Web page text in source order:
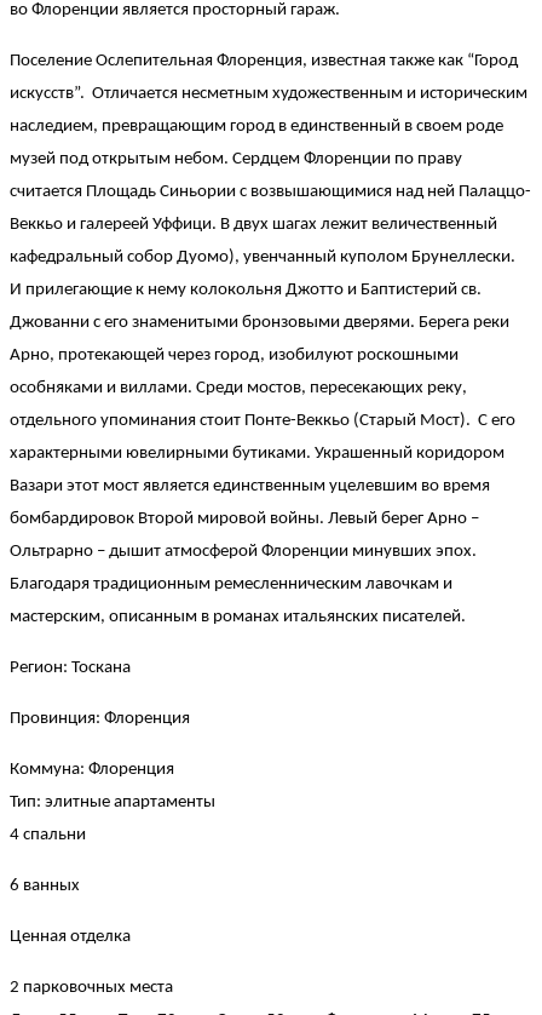
во Флоренции является просторный гараж.
Поселение Ослепительная Флоренция, известная также как “Город
искусств”. Отличается несметным художественным и историческим
наследием, превращающим город в единственный в своем роде
музей под открытым небом. Сердцем Флоренции по праву
считается Площадь Синьории с возвышающимися над ней Палаццо-
Веккьо и галереей Уффици. В двух шагах лежит величественный
кафедральный собор Дуомо), увенчанный куполом Брунеллески.
И прилегающие к нему колокольня Джотто и Баптистерий св.
Джованни с его знаменитыми бронзовыми дверями. Берега реки
Арно, протекающей через город, изобилуют роскошными
особняками и виллами. Среди мостов, пересекающих реку,
отдельного упоминания стоит Понте-Веккьо (Старый Мост). С его
характерными ювелирными бутиками. Украшенный коридором
Вазари этот мост является единственным уцелевшим во время
бомбардировок Второй мировой войны. Левый берег Арно –
Ольтрарно – дышит атмосферой Флоренции минувших эпох.
Благодаря традиционным ремесленническим лавочкам и
мастерским, описанным в романах итальянских писателей.
Регион: Тоскана
Провинция: Флоренция
Коммуна: Флоренция
Тип: элитные апартаменты
4 спальни
6 ванных
Ценная отделка
2 парковочных места